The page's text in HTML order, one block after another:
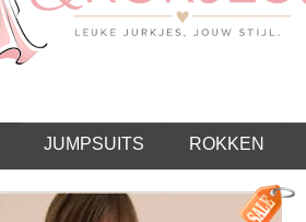
JUMPSUITS ROKKEN